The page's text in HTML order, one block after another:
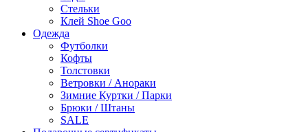
Стельки
Клей Shoe Goo
Одежда
Футболки
Кофты
Толстовки
Ветровки / Анораки
Зимние Куртки / Парки
Брюки / Штаны
SALE